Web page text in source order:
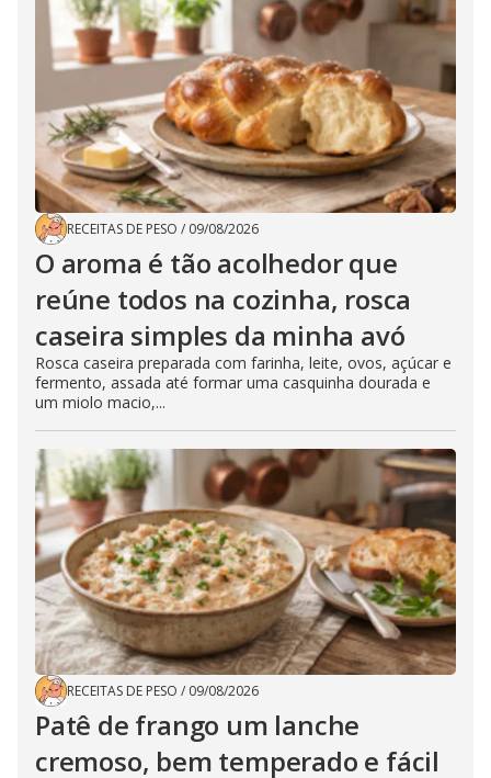
RECEITAS DE PESO / 09/08/2026
O aroma é tão acolhedor que
reúne todos na cozinha, rosca
caseira simples da minha avó
Rosca caseira preparada com farinha, leite, ovos, açúcar e
fermento, assada até formar uma casquinha dourada e
um miolo macio,...
RECEITAS DE PESO / 09/08/2026
Patê de frango um lanche
cremoso, bem temperado e fácil